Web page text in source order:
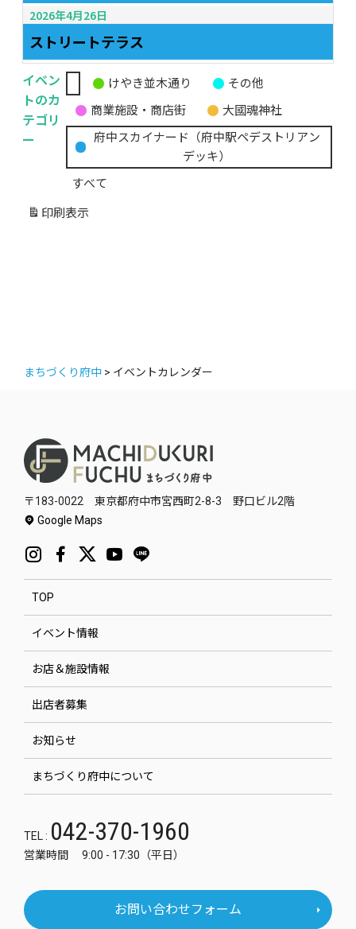
2026年4月26日
ストリートテラス
イベン
トのカ
テゴリ
ー
無
題
の
カ
テ
ゴ
リ
けやき並木通り
その他
商業施設・商店街
大國魂神社
府中スカイナード（府中駅ペデストリアン
デッキ）
すべて
印刷 表示
まちづくり府中 > イベントカレンダー
〒183-0022 東京都府中市宮西町2-8-3 野口ビル2階
Google Maps
TOP
イベント情報
お店＆施設情報
出店者募集
お知らせ
まちづくり府中について
TEL : 042-370-1960
営業時間 9:00 - 17:30（平日）
お問い合わせフォーム